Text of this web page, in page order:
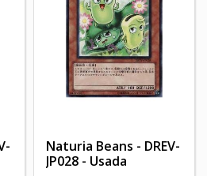
Naturia Beans - DREV-
JP028 - Usada